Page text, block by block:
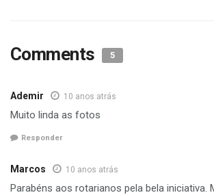
Comments 5
Ademir 10 anos atrás
Muito linda as fotos
Responder
Marcos 10 anos atrás
Parabéns aos rotarianos pela bela iniciativa.